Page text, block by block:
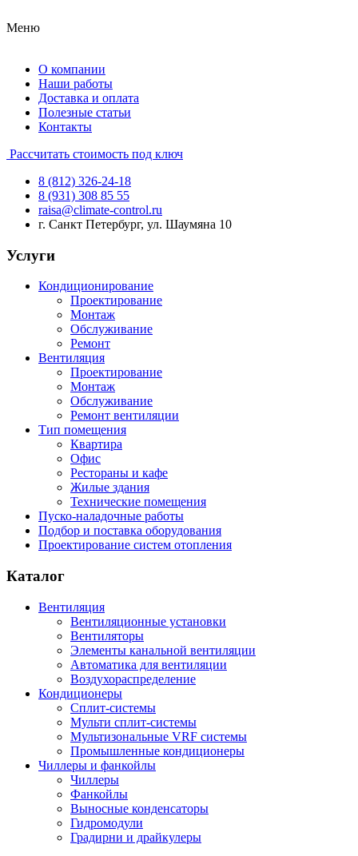
Меню
О компании
Наши работы
Доставка и оплата
Полезные статьи
Контакты
Рассчитать стоимость под ключ
8 (812) 326-24-18
8 (931) 308 85 55
raisa@climate-control.ru
г. Санкт Петербург, ул. Шаумяна 10
Услуги
Кондиционирование
Проектирование
Монтаж
Обслуживание
Ремонт
Вентиляция
Проектирование
Монтаж
Обслуживание
Ремонт вентиляции
Тип помещения
Квартира
Офис
Рестораны и кафе
Жилые здания
Технические помещения
Пуско-наладочные работы
Подбор и поставка оборудования
Проектирование систем отопления
Каталог
Вентиляция
Вентиляционные установки
Вентиляторы
Элементы канальной вентиляции
Автоматика для вентиляции
Воздухораспределение
Кондиционеры
Сплит-системы
Мульти сплит-системы
Мультизональные VRF системы
Промышленные кондиционеры
Чиллеры и фанкойлы
Чиллеры
Фанкойлы
Выносные конденсаторы
Гидромодули
Градирни и драйкулеры